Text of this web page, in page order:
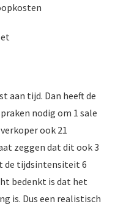
aan tijd. Dan heeft de
nodig om 1 sale
ook 21
zeggen dat dit ook 3
de tijdsintensiteit 6
bedenkt is dat het
is. Dus een realistisch